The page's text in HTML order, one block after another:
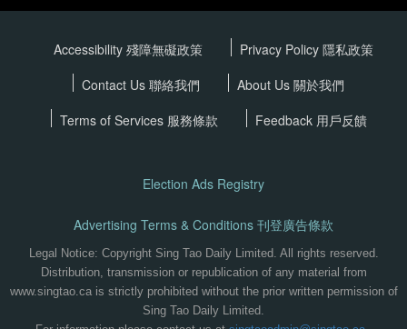
Accessibility 殘障無礙政策 Privacy Policy 隱私政策
Contact Us 聯絡我們
About Us 關於我們
Terms of Services 服務條款 Feedback 用戶反饋
Election Ads Registry
Advertising Terms & Conditions 刊登廣告條款
Legal Notice: Copyright Sing Tao Daily Limited. All rights reserved.
Distribution, transmission or republication of any material from
www.singtao.ca is strictly prohibited without the prior written permission of
Sing Tao Daily Limited.